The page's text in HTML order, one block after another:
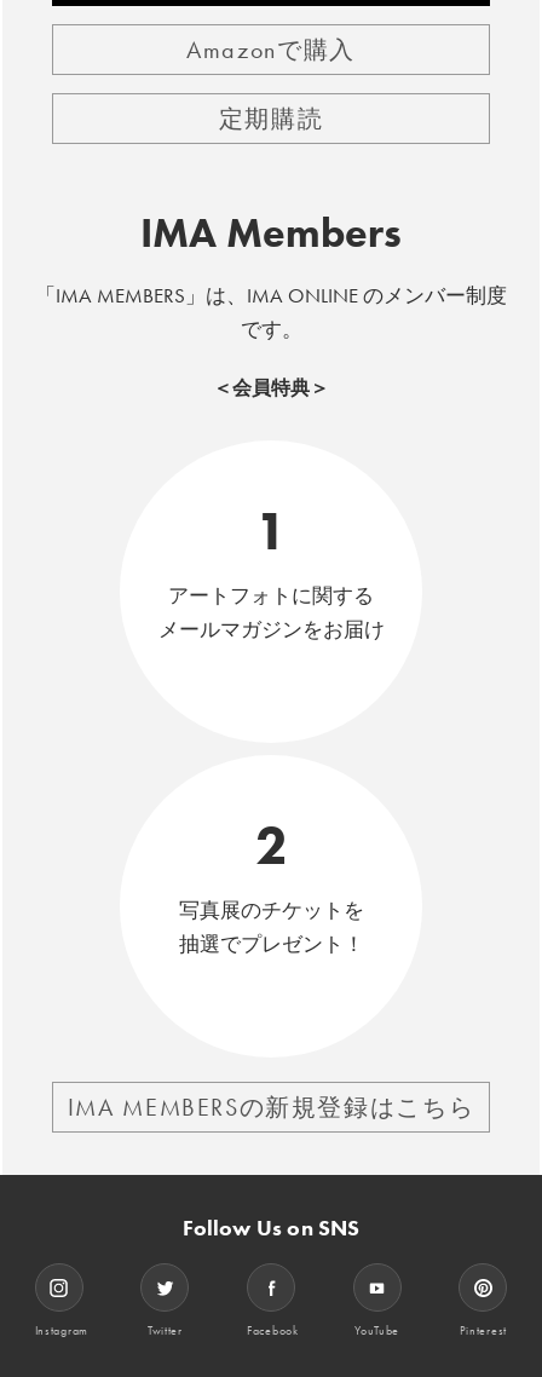
Amazonで購入
定期購読
IMA Members
「IMA MEMBERS」は、IMA ONLINE のメンバー制度
です。
＜会員特典＞
1
アートフォトに関する
メールマガジンをお届け
2
写真展のチケットを
抽選でプレゼント！
IMA MEMBERSの新規登録はこちら
Follow Us on SNS
Instagram Twitter Facebook YouTube Pinterest